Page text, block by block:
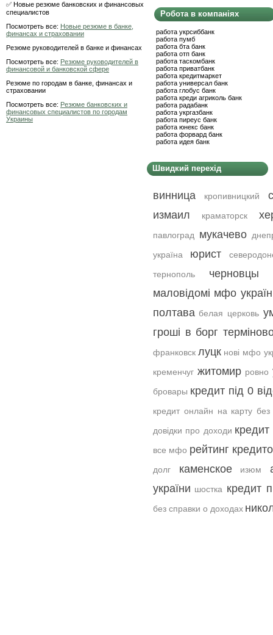
✅ Новые резюме банковских и финансовых
специалистов
Посмотреть все: Новые резюме в банке,
финансах и страховании
Резюме руководителей в банке и финансах
Посмотреть все: Резюме руководителей в
финансовой и банковской сфере
Резюме по городам в банке, финансах и
страховании
Посмотреть все: Резюме банковских и
финансовых специалистов по городам
Украины
Робота в компаніях
работа укрсиббанк
работа пумб
работа бта банк
работа отп банк
работа таскомбанк
работа приватбанк
работа кредитмаркет
работа универсал банк
работа глобус банк
работа креди агриколь банк
работа радабанк
работа укргазбанк
работа пиреус банк
работа юнекс банк
работа форвард банк
работа идея банк
Швидкий перехід
винница кропивницкий
измаил
краматорск
павлоград мукачево
україна
юрист
тернополь
черновцы
маловідомі мфо
полтава белая церковь
гроші в борг
франковск луцк нові мфо
кременчуг житомир ровно
бровары кредит під 0
кредит онлайн на карту без
довідки про доходи
все мфо рейтинг
долг каменское изюм
україни шостка кредит
без справки о доходах